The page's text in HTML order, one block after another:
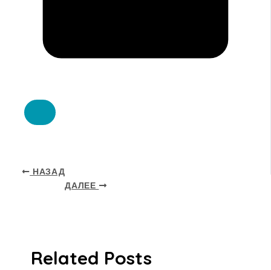
НАЗАД
ДАЛЕЕ
Related Posts